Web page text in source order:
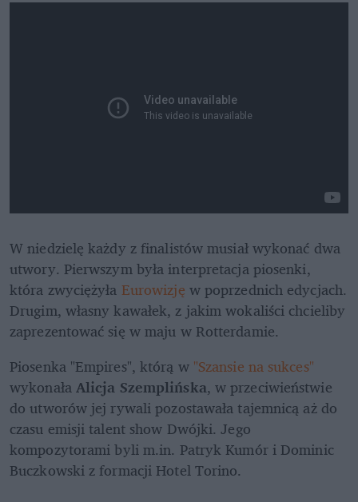
W niedzielę każdy z finalistów musiał wykonać dwa
utwory. Pierwszym była interpretacja piosenki,
która zwyciężyła Eurowizję w poprzednich edycjach.
Drugim, własny kawałek, z jakim wokaliści chcieliby
zaprezentować się w maju w Rotterdamie.
Piosenka "Empires", którą w "Szansie na sukces"
wykonała Alicja Szemplińska, w przeciwieństwie
do utworów jej rywali pozostawała tajemnicą aż do
czasu emisji talent show Dwójki. Jego
kompozytorami byli m.in. Patryk Kumór i Dominic
Buczkowski z formacji Hotel Torino.